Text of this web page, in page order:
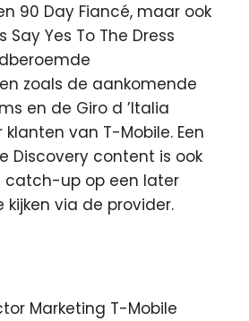
90 Day Fiancé, maar ook
Say Yes To The Dress
zoals de aankomende
en de Giro d ’Italia
van T-Mobile. Een
Discovery content is ook
up op een later
via de provider.
Marketing T-Mobile